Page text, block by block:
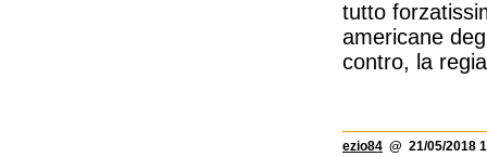
tutto
americane
contro, la
ezio84 @ 21/05/2018